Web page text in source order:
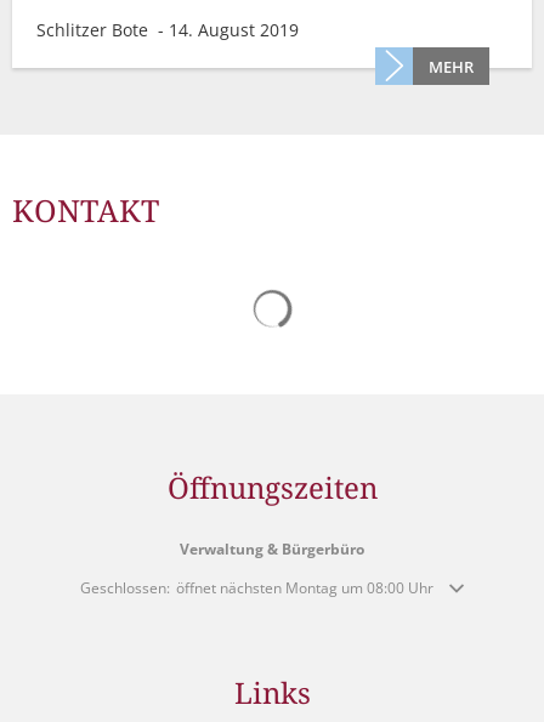
Schlitzer Bote - 14. August 2019
MEHR
KONTAKT
Öffnungszeiten
Verwaltung & Bürgerbüro
Klicken, um weitere Öffnungs- oder Schließzeiten auszublenden
Geschlossen: öffnet nächsten Montag um 08:00 Uhr
Links